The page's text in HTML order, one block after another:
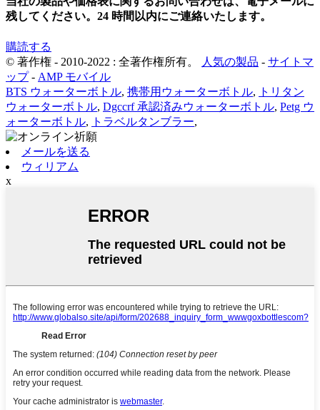
残してください。24 時間以内にご連絡いたします。
購読する
© 著作権 - 2010-2022 : 全著作権所有。
人気の製品 - サイトマ
ップ- AMP モバイル
BTS ウォーターボトル, 携帯用ウォーターボトル,
トリタン
ウォーターボトル, Dgccrf 承認済みウォーターボトル, Petg ウ
ォーターボトル, トラベルタンブラー,
メールを送る
ウィリアム
x